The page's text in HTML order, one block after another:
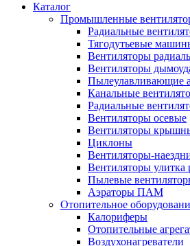
Каталог
Промышленные
Радиальные
Тягодутьевые
Вентиляторы
Вентиляторы
Пылеулавливающие
Канальные
Радиальные
Вентиляторы осевые
Вентиляторы
Циклоны
Вентиляторы-
Вентиляторы улитка
Пылевые
Аэраторы ПАМ
Отопительное
Калориферы
Отопительные
Воздухонагреватели